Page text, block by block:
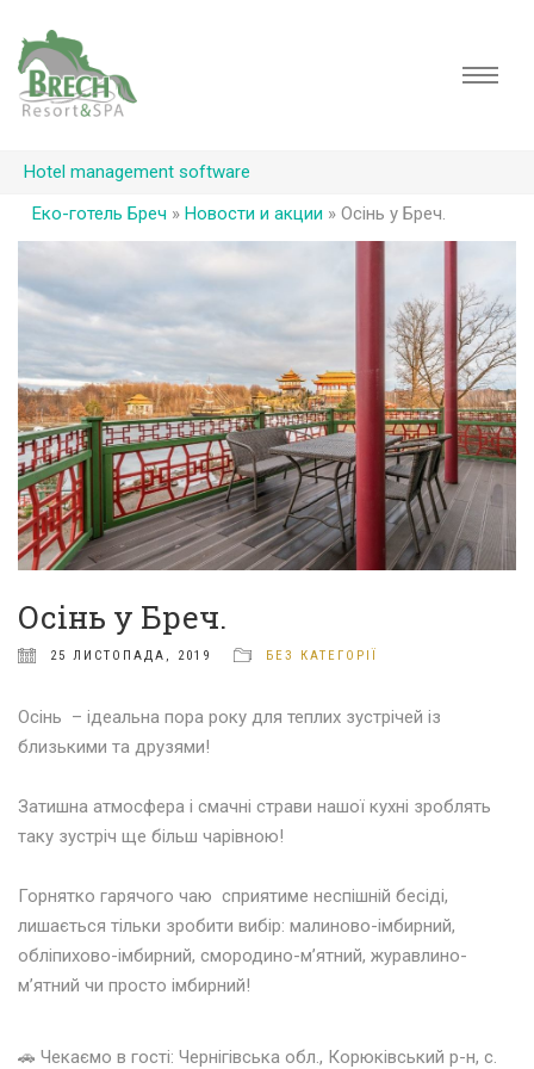
Hotel management software
Еко-готель Бреч » Новости и акции » Осінь у Бреч.
Осінь у Бреч.
25 ЛИСТОПАДА, 2019 БЕЗ КАТЕГОРІЇ
Осінь – ідеальна пора року для теплих зустрічей із
близькими та друзями!
Затишна атмосфера і смачні страви нашої кухні зроблять
таку зустріч ще більш чарівною!
Горнятко гарячого чаю сприятиме неспішній бесіді,
лишається тільки зробити вибір: малиново-імбирний,
обліпихово-імбирний, смородино-м’ятний, журавлино-
м’ятний чи просто імбирний!
🚗 Чекаємо в гості: Чернігівська обл., Корюківський р-н, с.